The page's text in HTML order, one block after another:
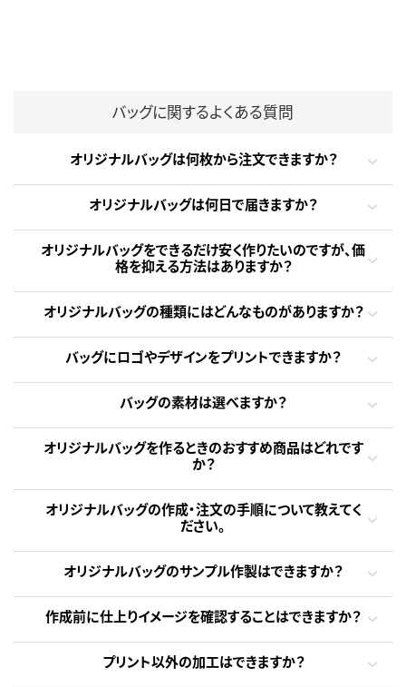
バッグに関するよくある質問
オリジナルバッグは何枚から注文できますか？
オリジナルバッグは何日で届きますか？
オリジナルバッグをできるだけ安く作りたいのですが、価
格を抑える方法はありますか？
オリジナルバッグの種類にはどんなものがありますか？
バッグにロゴやデザインをプリントできますか？
バッグの素材は選べますか？
オリジナルバッグを作るときのおすすめ商品はどれです
か？
オリジナルバッグの作成・注文の手順について教えてく
ださい。
オリジナルバッグのサンプル作製はできますか？
作成前に仕上りイメージを確認することはできますか？
プリント以外の加工はできますか？